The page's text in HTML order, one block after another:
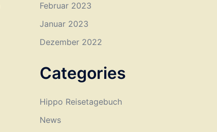
Februar 2023
Januar 2023
Dezember 2022
Categories
Hippo Reisetagebuch
News